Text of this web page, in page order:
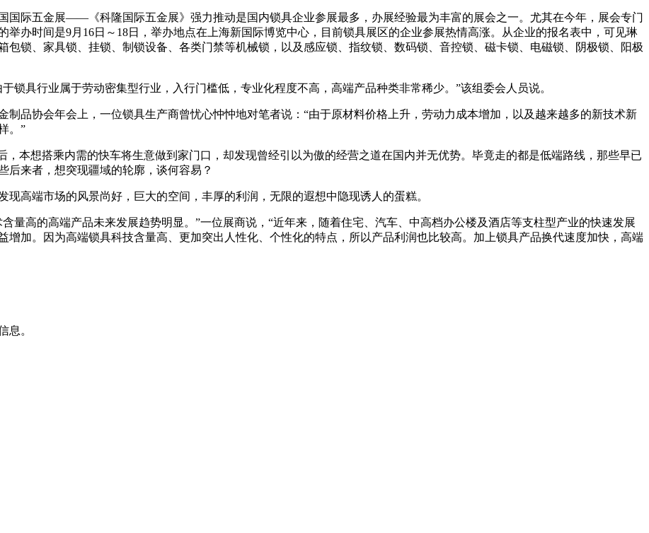
国际五金展——《科隆国际五金展》强力推动是国内锁具企业参展最多，办展经验最为丰富的展会之一。尤其在今年，展会专门
办时间是9月16日～18日，举办地点在上海新国际博览中心，目前锁具展区的企业参展热情高涨。从企业的报名表中，可见琳
锁、家具锁、挂锁、制锁设备、各类门禁等机械锁，以及感应锁、指纹锁、数码锁、音控锁、磁卡锁、电磁锁、阴极锁、阳极
锁具行业属于劳动密集型行业，入行门槛低，专业化程度不高，高端产品种类非常稀少。”该组委会人员说。
制品协会年会上，一位锁具生产商曾忧心忡忡地对笔者说：“由于原材料价格上升，劳动力成本增加，以及越来越多的新技术新
。”
，本想搭乘内需的快车将生意做到家门口，却发现曾经引以为傲的经营之道在国内并无优势。毕竟走的都是低端路线，那些早已
后来者，想突现疆域的轮廓，谈何容易？
高端市场的风景尚好，巨大的空间，丰厚的利润，无限的遐想中隐现诱人的蛋糕。
量高的高端产品未来发展趋势明显。”一位展商说，“近年来，随着住宅、汽车、中高档办公楼及酒店等支柱型产业的快速发展
增加。因为高端锁具科技含量高、更加突出人性化、个性化的特点，所以产品利润也比较高。加上锁具产品换代速度加快，高端
息。